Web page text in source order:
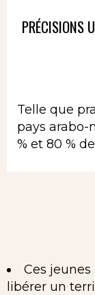
PRÉCISIONS
Telle que
pays
% et 80 %
Ces
libérer un